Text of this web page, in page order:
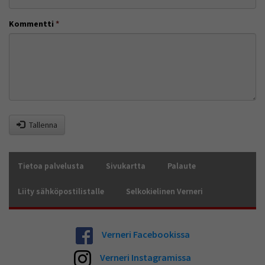
Kommentti *
Tallenna
Tietoa palvelusta Sivukartta Palaute
Liity sähköpostilistalle Selkokielinen Verneri
Verneri Facebookissa
Verneri Instagramissa